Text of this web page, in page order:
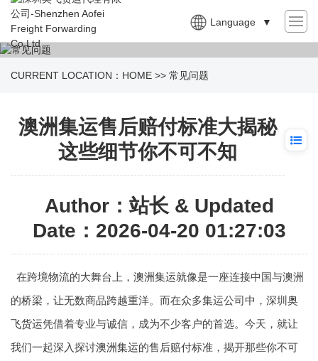
Language ▼
CURRENT LOCATION： HOME >> 常见问题
澳洲集运售后赔付标准大揭秘
这些细节你不可不知
Author：站长 & Updated
Date：2026-04-20 01:27:03
在跨境物流的大舞台上， 澳洲集运就像是一座连接中国与澳洲
的桥梁，让无数商品跨越重洋。而在众多集运公司中，深圳 奥
飞货运凭借着专业与诚信，成为不少客户的首选。今天，就让
我们一起深入探讨澳洲集运的售后赔付标准，揭开那些你不可